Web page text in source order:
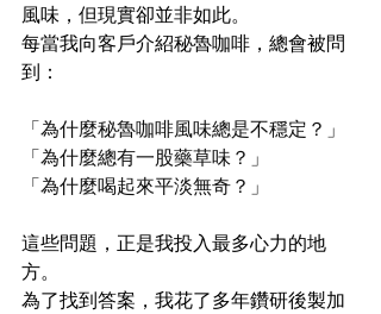
風味，但現實卻並非如此。
每當我向客戶介紹秘魯咖啡，總會被問
到：
「為什麼秘魯咖啡風味總是不穩定？」
「為什麼總有一股藥草味？」
「為什麼喝起來平淡無奇？」
這些問題，正是我投入最多心力的地
方。
為了找到答案，我花了多年鑽研後製加